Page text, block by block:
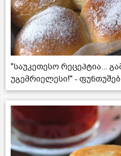
"საუკეთესო რეცეპტია...
უგემრიელესი!" -